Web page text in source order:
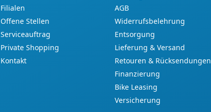
Filialen
Offene Stellen
Serviceauftrag
Private Shopping
Kontakt
AGB
Widerrufsbelehrung
Entsorgung
Lieferung & Versand
Retouren & Rücksendungen
Finanzierung
Bike Leasing
Versicherung